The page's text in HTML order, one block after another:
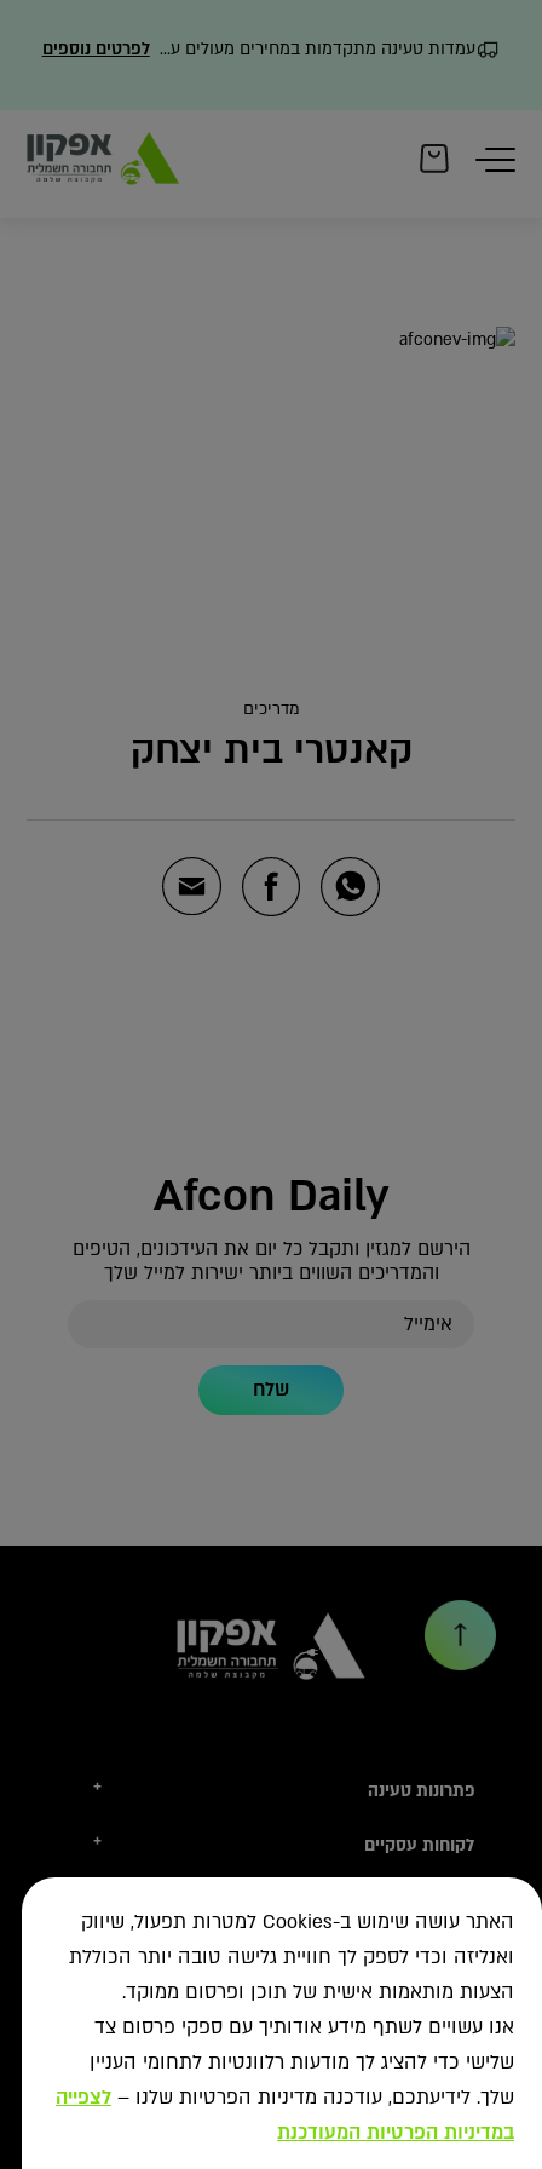
עמדות טעינה מתקדמות במחירים מעולים עם משלוח מהיר לפרטים נוספים
מדריכים
קאנטרי בית יצחק
Afcon Daily
הירשם למגזין ותקבל כל יום את העידכונים, הטיפים
והמדריכים השווים ביותר ישירות למייל שלך
שלח
פתרונות טעינה +
טסלה
פתרונות לעסקים
רשת ON לטעינת רכבים חשמליים
לקוחות עסקיים +
ניהול צי רכב חשמלי
נדל"ן מסחרי לרשת הטעינה
רשויות ומכרזים
פתרונות ניהול אנרגיה
פתרונות טעינה לאוטובוסים
יעוץ
פתרונות אגירת אנרגיה
אודות +
תקנון מבצעי נובמבר
אודותינו
צור קשר
תנאי שימוש
מדיניות פרטיות
ביטול עסקה
האתר עושה שימוש ב-Cookies למטרות תפעול, שיווק
ואנליזה וכדי לספק לך חוויית גלישה טובה יותר הכוללת
הצעות מותאמות אישית של תוכן ופרסום ממוקד.
אנו עשויים לשתף מידע אודותיך עם ספקי פרסום צד
שלישי כדי להציג לך מודעות רלוונטיות לתחומי העניין
שלך. לידיעתכם, עודכנה מדיניות הפרטיות שלנו – לצפייה
במדיניות הפרטיות המעודכנת